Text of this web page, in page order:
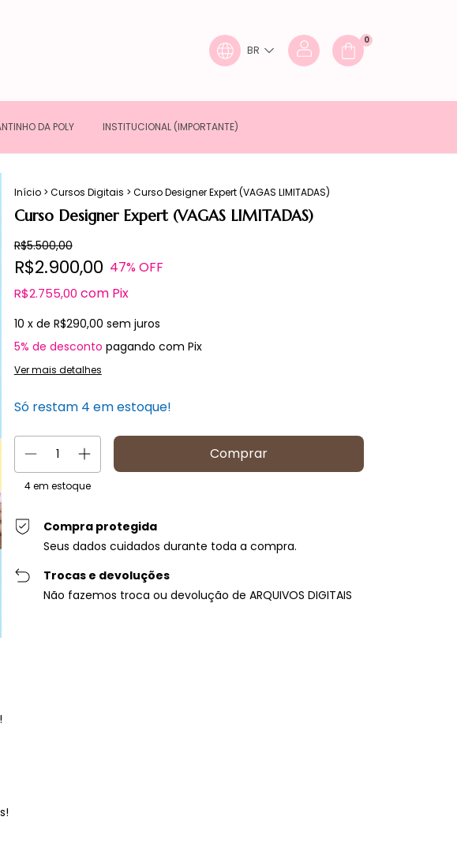
BR
0
DA POLY INSTITUCIONAL (IMPORTANTE)
Início > Cursos Digitais > Curso Designer Expert (VAGAS LIMITADAS)
Curso Designer Expert (VAGAS LIMITADAS)
R$5.500,00
R$2.900,00 47% OFF
R$2.755,00 com Pix
10 x de R$290,00 sem juros
5% de desconto pagando com Pix
Ver mais detalhes
Só restam 4 em estoque!
4em estoque
Compra protegida
Seus dados cuidados durante toda a compra.
Trocas e devoluções
Não fazemos troca ou devolução de ARQUIVOS DIGITAIS